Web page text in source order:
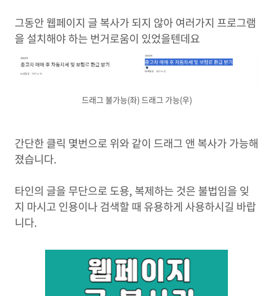
그동안 웹페이지 글 복사가 되지 않아 여러가지 프로그램
을 설치해야 하는 번거로움이 있었을텐데요
드래그 불가능(좌) 드래그 가능(우)
간단한 클릭 몇번으로 위와 같이 드래그 앤 복사가 가능해
졌습니다.
타인의 글을 무단으로 도용, 복제하는 것은 불법임을 잊
지 마시고 인용이나 검색할 때 유용하게 사용하시길 바랍
니다.